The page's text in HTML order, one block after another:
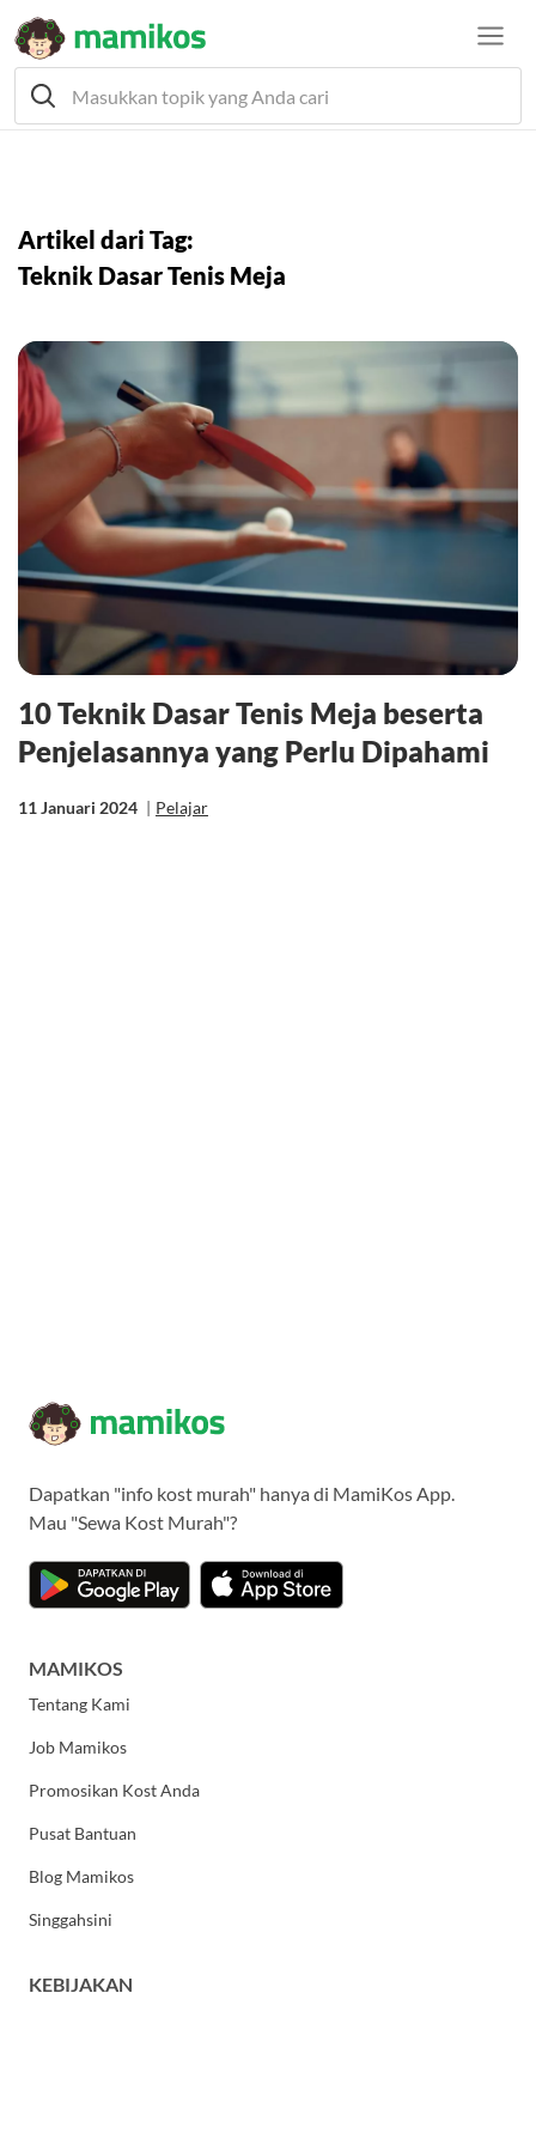
Artikel dari Tag:
Teknik Dasar Tenis Meja
10 Teknik Dasar Tenis Meja beserta
Penjelasannya yang Perlu Dipahami
11 Januari 2024 | Pelajar
Dapatkan "info kost murah" hanya di MamiKos App.
Mau "Sewa Kost Murah"?
MAMIKOS
Tentang Kami
Job Mamikos
Promosikan Kost Anda
Pusat Bantuan
Blog Mamikos
Singgahsini
KEBIJAKAN